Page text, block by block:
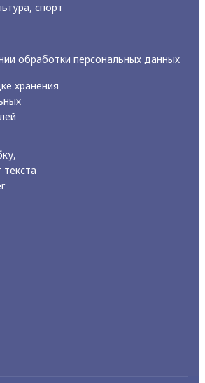
спорт
обработки персональных данных
хранения